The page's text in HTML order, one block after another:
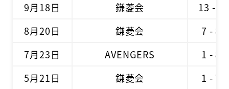
9月18日
鎌菱会
13 - 3
8月20日
鎌菱会
7 - 8
7月23日
AVENGERS
1 - 8
5月21日
鎌菱会
1 - 7